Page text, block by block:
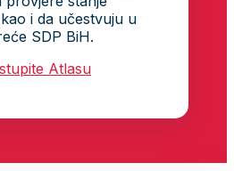
i da učestvuju u
SDP BiH.
Atlasu